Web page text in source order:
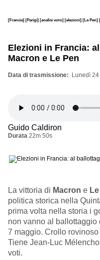
[Francia] [Parigi] [analisi voto] [elezioni] [Le Pen]
Elezioni in Francia:
Macron e Le Pen
Data di trasmissione Lunedì
Guido Caldiron
Durata 22m 50s
La vittoria di Macron e
politica storica nella
prima volta nella storia i
non vanno al ballottaggio
7 maggio. Crollo
Tiene Jean-Luc
voti.